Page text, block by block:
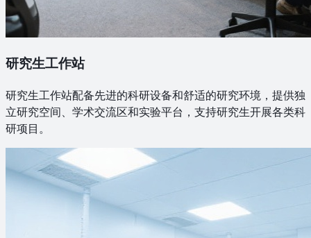
研究生工作站
研究生工作站配备先进的科研设备和舒适的研究环境，提供独
立研究空间、学术交流区和实验平台，支持研究生开展各类科
研项目。